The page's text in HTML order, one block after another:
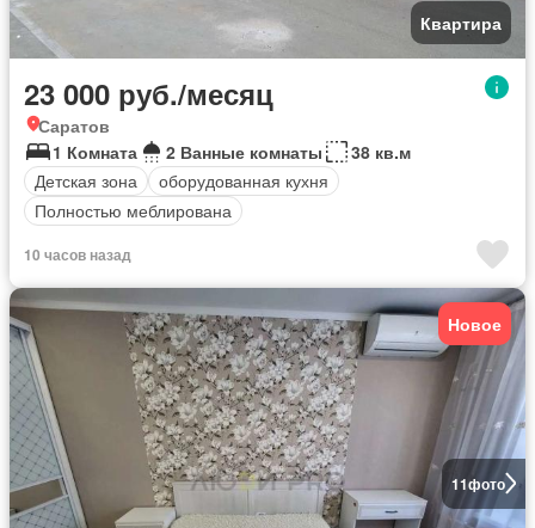
Квартира
23 000 руб./месяц
Саратов
1 Комната
2 Ванные комнаты
38 кв.м
Детская зона
оборудованная кухня
Полностью меблирована
10 часов назад
11фото
Новое